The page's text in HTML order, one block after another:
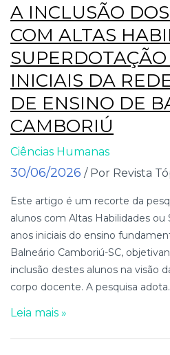
A INCLUSÃO
COM ALTAS
INICIAIS DA
DE ENSINO DE
CAMBORIÚ
Ciências Humanas
30/06/2026 / Por Revista
Este artigo é um recorte da
alunos com Altas Habilidades
anos iniciais do ensino
Balneário Camboriú-SC,
inclusão destes alunos na visão
corpo docente. A pesquisa
Leia mais »